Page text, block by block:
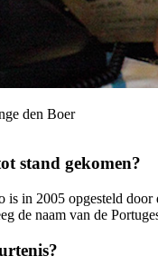
den Boer
stand gekomen?
is in 2005 opgesteld
de naam van de